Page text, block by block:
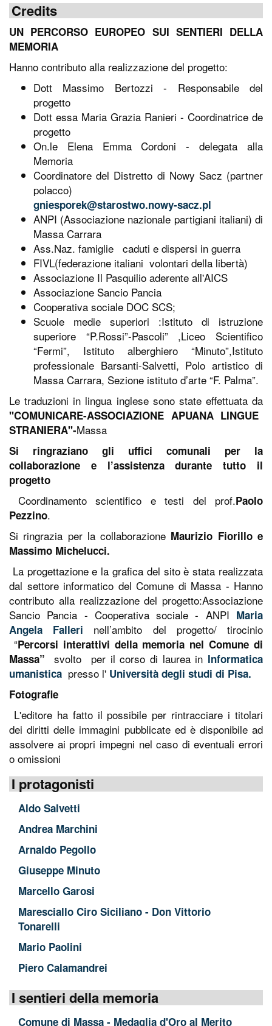
Credits
UN PERCORSO EUROPEO SUI SENTIERI DELLA
MEMORIA
Hanno contributo alla realizzazione del progetto:
Dott Massimo Bertozzi - Responsabile del
progetto
Dott essa Maria Grazia Ranieri - Coordinatrice de
progetto
On.le Elena Emma Cordoni - delegata alla
Memoria
Coordinatore del Distretto di Nowy Sacz (partner
polacco)
gniesporek@starostwo.nowy-sacz.pl
ANPI (Associazione nazionale partigiani italiani) di
Massa Carrara
Ass.Naz. famiglie caduti e dispersi in guerra
FIVL(federazione italiani volontari della libertà)
Associazione Il Pasquilio aderente all'AICS
Associazione Sancio Pancia
Cooperativa sociale DOC SCS;
Scuole medie superiori :Istituto di istruzione
superiore “P.Rossi”-Pascoli” ,Liceo Scientifico
“Fermi”, Istituto alberghiero “Minuto”,Istituto
professionale Barsanti-Salvetti, Polo artistico di
Massa Carrara, Sezione istituto d’arte “F. Palma”.
Le traduzioni in lingua inglese sono state effettuata da
"COMUNICARE-ASSOCIAZIONE APUANA LINGUE
STRANIERA"-Massa
Si ringraziano gli uffici comunali per la
collaborazione e l’assistenza durante tutto il
progetto
Coordinamento scientifico e testi del prof.Paolo
Pezzino.
Si ringrazia per la collaborazione Maurizio Fiorillo e
Massimo Michelucci.
La progettazione e la grafica del sito è stata realizzata
dal settore informatico del Comune di Massa - Hanno
contributo alla realizzazione del progetto:Associazione
Sancio Pancia - Cooperativa sociale - ANPI Maria
Angela Falleri nell’ambito del progetto/ tirocinio
“Percorsi interattivi della memoria nel Comune di
Massa”
svolto per il corso di laurea in Informatica
umanistica presso l' Università degli studi di Pisa.
Fotografie
L'editore ha fatto il possibile per rintracciare i titolari
dei diritti delle immagini pubblicate ed è disponibile ad
assolvere ai propri impegni nel caso di eventuali errori
o omissioni
I protagonisti
Aldo Salvetti
Andrea Marchini
Arnaldo Pegollo
Giuseppe Minuto
Marcello Garosi
Maresciallo Ciro Siciliano - Don Vittorio
Tonarelli
Mario Paolini
Piero Calamandrei
I sentieri della memoria
Comune di Massa - Medaglia d'Oro al Merito